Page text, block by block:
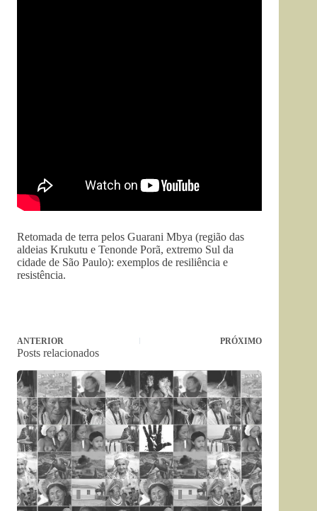
Retomada de terra pelos Guarani Mbya (região das
aldeias Krukutu e Tenonde Porã, extremo Sul da
cidade de São Paulo): exemplos de resiliência e
resistência.
ANTERIOR PRÓXIMO
Posts relacionados